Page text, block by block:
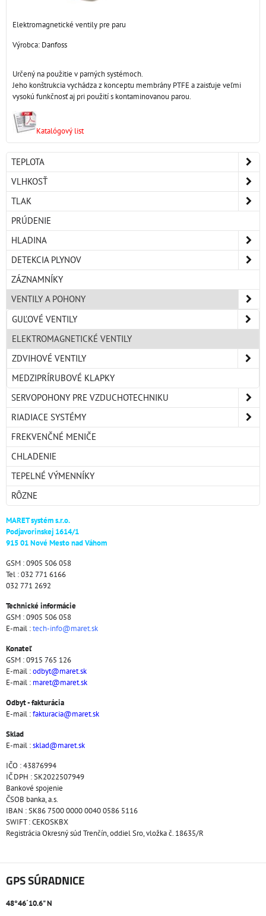
Elektromagnetické ventily pre paru
Výrobca: Danfoss
Určený na použitie v parných systémoch.
Jeho konštrukcia vychádza z konceptu membrány PTFE a zaisťuje veľmi
vysokú funkčnosť aj pri použití s ​​kontaminovanou parou.
Katalógový list
TEPLOTA
VLHKOSŤ
TLAK
PRÚDENIE
HLADINA
DETEKCIA PLYNOV
ZÁZNAMNÍKY
VENTILY A POHONY
GUĽOVÉ VENTILY
ELEKTROMAGNETICKÉ VENTILY
ZDVIHOVÉ VENTILY
MEDZIPRÍRUBOVÉ KLAPKY
SERVOPOHONY PRE VZDUCHOTECHNIKU
RIADIACE SYSTÉMY
FREKVENČNÉ MENIČE
CHLADENIE
TEPELNÉ VÝMENNÍKY
RÔZNE
MARET systém s.r.o.
Podjavorinskej 1614/1
915 01 Nové Mesto nad Váhom
GSM : 0905 506 058
Tel : 032 771 6166
032 771 2692
Technické informácie
GSM : 0905 506 058
E-mail :tech-info@maret.sk
Konateľ
GSM : 0915 765 126
E-mail :odbyt@maret.sk
E-mail : maret@maret.sk
Odbyt - fakturácia
E-mail :fakturacia@maret.sk
Sklad
E-mail :sklad@maret.sk
IČO : 43876994
IČ DPH : SK2022507949
Bankové spojenie
ČSOB banka, a.s.
IBAN : SK86 7500 0000 0040 0586 5116
SWIFT : CEKOSKBX
Registrácia Okresný súd Trenčín, oddiel Sro, vložka č. 18635/R
GPS SÚRADNICE
48°46´10.6" N